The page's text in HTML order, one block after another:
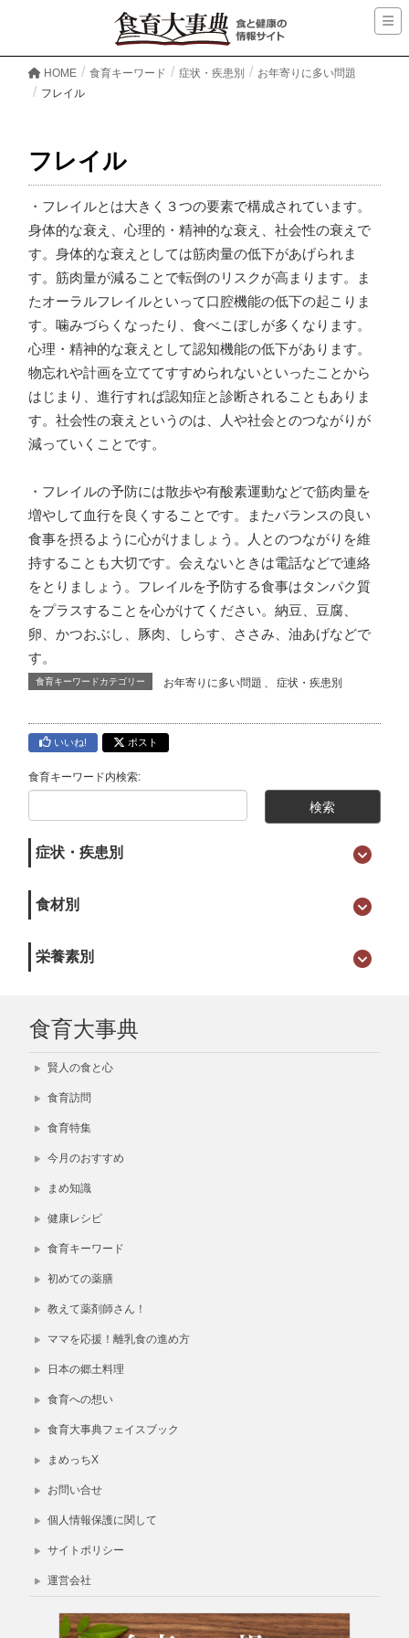
HOME 食育キーワード 症状・疾患別
お年寄りに多い問題
フレイル
フレイル
・フレイルとは大きく３つの要素で構成されています。
身体的な衰え、心理的・精神的な衰え、社会性の衰えで
す。身体的な衰えとしては筋肉量の低下があげられま
す。筋肉量が減ることで転倒のリスクが高まります。ま
たオーラルフレイルといって口腔機能の低下の起こりま
す。噛みづらくなったり、食べこぼしが多くなります。
心理・精神的な衰えとして認知機能の低下があります。
物忘れや計画を立ててすすめられないといったことから
はじまり、進行すれば認知症と診断されることもありま
す。社会性の衰えというのは、人や社会とのつながりが
減っていくことです。
・フレイルの予防には散歩や有酸素運動などで筋肉量を
増やして血行を良くすることです。またバランスの良い
食事を摂るように心がけましょう。人とのつながりを維
持することも大切です。会えないときは電話などで連絡
をとりましょう。フレイルを予防する食事はタンパク質
をプラスすることを心がけてください。納豆、豆腐、
卵、かつおぶし、豚肉、しらす、ささみ、油あげなどで
す。
食育キーワードカテゴリー お年寄りに多い問題 、 症状・疾患別
いいね! ポスト
食育キーワード内検索:
症状・疾患別
食材別
栄養素別
食育大事典
賢人の食と心
食育訪問
食育特集
今月のおすすめ
まめ知識
健康レシピ
食育キーワード
初めての薬膳
教えて薬剤師さん！
ママを応援！離乳食の進め方
日本の郷土料理
食育への想い
食育大事典フェイスブック
まめっちX
お問い合せ
個人情報保護に関して
サイトポリシー
運営会社